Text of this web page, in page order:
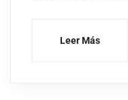
Leer Más